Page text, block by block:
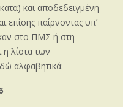
και αποδεδειγμένη
επίσης παίρνοντας υπ’
στο ΠΜΣ ή στη
η λίστα των
αλφαβητικά: